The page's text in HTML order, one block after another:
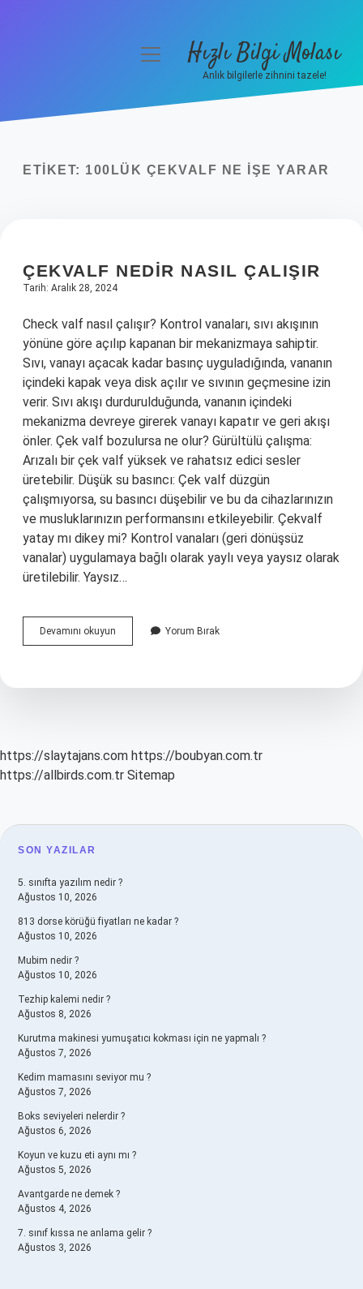
Yasal Uyarı
menüyüHızlı Bilgi Molası
Anlık bilgilerle zihnini tazele!
ETIKET: 100LÜK ÇEKVALF NE IŞE YARAR
ÇEKVALF NEDIR NASIL ÇALIŞIR
Tarih: Aralık 28, 2024
Check valf nasıl çalışır? Kontrol vanaları, sıvı akışının
yönüne göre açılıp kapanan bir mekanizmaya sahiptir.
Sıvı, vanayı açacak kadar basınç uyguladığında, vananın
içindeki kapak veya disk açılır ve sıvının geçmesine izin
verir. Sıvı akışı durdurulduğunda, vananın içindeki
mekanizma devreye girerek vanayı kapatır ve geri akışı
önler. Çek valf bozulursa ne olur? Gürültülü çalışma:
Arızalı bir çek valf yüksek ve rahatsız edici sesler
üretebilir. Düşük su basıncı: Çek valf düzgün
çalışmıyorsa, su basıncı düşebilir ve bu da cihazlarınızın
ve musluklarınızın performansını etkileyebilir. Çekvalf
yatay mı dikey mi? Kontrol vanaları (geri dönüşsüz
vanalar) uygulamaya bağlı olarak yaylı veya yaysız olarak
üretilebilir. Yaysız…
Devamını okuyun
Nedir
Yorum Bırak
https://slaytajans.com https://boubyan.com.tr
https://allbirds.com.tr Sitemap
SIDEBAR
SON YAZILAR
5. sınıfta yazılım nedir ?
Ağustos 10, 2026
813 dorse körüğü fiyatları ne kadar ?
Ağustos 10, 2026
Mubim nedir ?
Ağustos 10, 2026
Tezhip kalemi nedir ?
Ağustos 8, 2026
Kurutma makinesi yumuşatıcı kokması için ne yapmalı ?
Ağustos 7, 2026
Kedim mamasını seviyor mu ?
Ağustos 7, 2026
Boks seviyeleri nelerdir ?
Ağustos 6, 2026
Koyun ve kuzu eti aynı mı ?
Ağustos 5, 2026
Avantgarde ne demek ?
Ağustos 4, 2026
7. sınıf kıssa ne anlama gelir ?
Ağustos 3, 2026